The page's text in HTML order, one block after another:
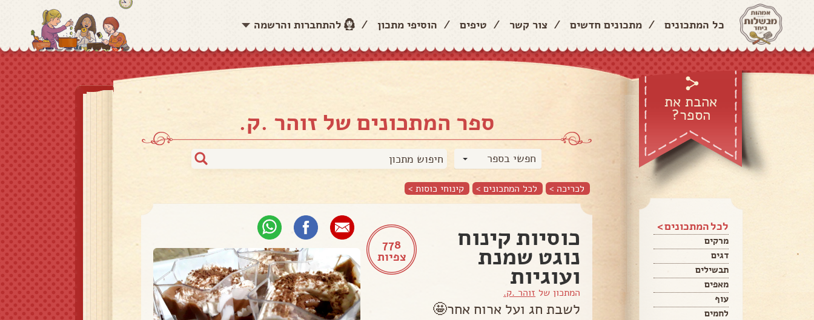
כל המתכונים / מתכונים חדשים / צור קשר / טיפים / הוסיפי מתכון / להתחברות והרשמה
אהבת את
הספר?
לכל המתכונים >
מרקים
דגים
תבשילים
מאפים
עוף
לחמים
ספר המתכונים של זוהר .ק.
חפשי בספר
לכריכה > לכל המתכונים > קינוחי כוסות >
778
צפיות
כוסיות קינוח
נוגט שמנת
ועוגיות
המתכון של זוהר .ק.
לשבת חג ועל ארוח אחר🤩